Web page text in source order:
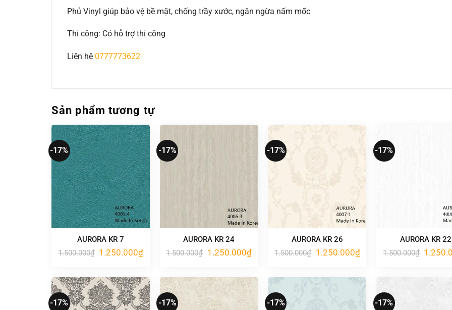
Phủ Vinyl giúp bảo vệ bề mặt, chống trầy xước, ngăn ngừa nấm mốc
Thi công: Có hỗ trợ thi công
Liên hệ 0777773622
Sản phẩm tương tự
-17%
AURORA KR 7
1.500.000₫ Giá
1.250.000₫Giá
1.250.000₫.
-17%
AURORA KR 24
1.500.000₫ Giá
1.250.000₫Giá
hiện
1.250.000₫.
-17%
AURORA KR 26
1.500.000₫ Giá
1.250.000₫Giá
hiện
1.250.000₫.
-17%
AURORA KR 22
1.500.000₫ Giá
-17% -17% -17% -17%